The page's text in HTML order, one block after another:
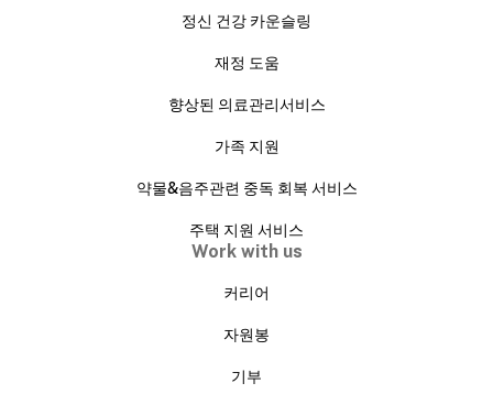
정신 건강 카운슬링
재정 도움
향상된 의료관리서비스
가족 지원
약물&음주관련 중독 회복 서비스
주택 지원 서비스
Work with us
커리어
자원봉
기부